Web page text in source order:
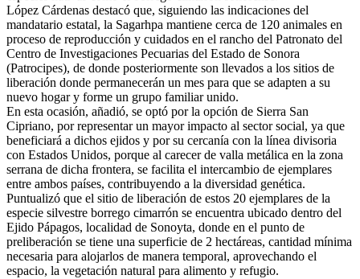
López Cárdenas destacó que, siguiendo las indicaciones del
mandatario estatal, la Sagarhpa mantiene cerca de 120 animales en
proceso de reproducción y cuidados en el rancho del Patronato del
Centro de Investigaciones Pecuarias del Estado de Sonora
(Patrocipes), de donde posteriormente son llevados a los sitios de
liberación donde permanecerán un mes para que se adapten a su
nuevo hogar y forme un grupo familiar unido.
En esta ocasión, añadió, se optó por la opción de Sierra San
Cipriano, por representar un mayor impacto al sector social, ya que
beneficiará a dichos ejidos y por su cercanía con la línea divisoria
con Estados Unidos, porque al carecer de valla metálica en la zona
serrana de dicha frontera, se facilita el intercambio de ejemplares
entre ambos países, contribuyendo a la diversidad genética.
Puntualizó que el sitio de liberación de estos 20 ejemplares de la
especie silvestre borrego cimarrón se encuentra ubicado dentro del
Ejido Pápagos, localidad de Sonoyta, donde en el punto de
preliberación se tiene una superficie de 2 hectáreas, cantidad mínima
necesaria para alojarlos de manera temporal, aprovechando el
espacio, la vegetación natural para alimento y refugio.